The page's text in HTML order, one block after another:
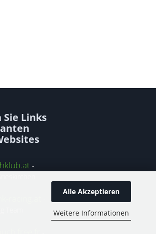
Alle Akzeptieren
Weitere Informationen
Links
-